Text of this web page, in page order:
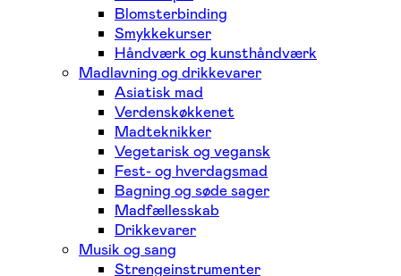
Blomsterbinding
Smykkekurser
Håndværk og kunsthåndværk
Madlavning og drikkevarer
Asiatisk mad
Verdenskøkkenet
Madteknikker
Vegetarisk og vegansk
Fest- og hverdagsmad
Bagning og søde sager
Madfællesskab
Drikkevarer
Musik og sang
Strengeinstrumenter